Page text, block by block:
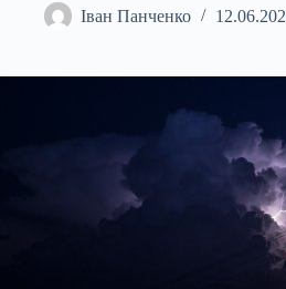
Іван Панченко